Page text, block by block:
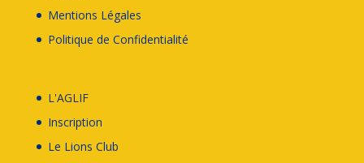
Mentions Légales
Politique de Confidentialité
L'AGLIF
Inscription
Le Lions Club